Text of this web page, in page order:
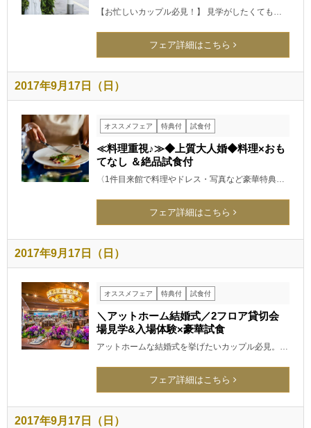
【お忙しいカップル必見！】 見学がしたくても…
フェア詳細はこちら
2017年9月17日（日）
オススメフェア 特典付 試食付
≪料理重視♪≫◆上質大人婚◆料理×おも
てなし ＆絶品試食付
〈1件目来館で料理やドレス・写真など豪華特典…
フェア詳細はこちら
2017年9月17日（日）
オススメフェア 特典付 試食付
＼アットホーム結婚式／2フロア貸切会
場見学&入場体験×豪華試食
アットホームな結婚式を挙げたいカップル必見。…
フェア詳細はこちら
2017年9月17日（日）